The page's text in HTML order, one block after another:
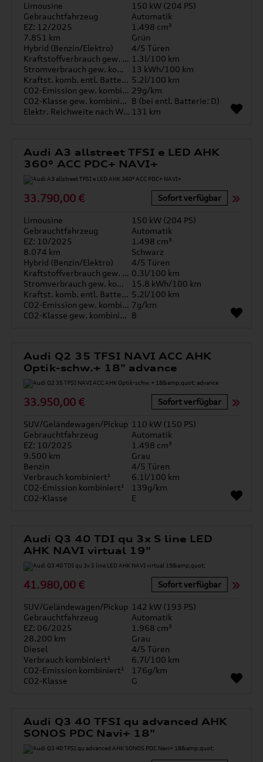
Limousine
150 kW (204 PS)
Gebrauchtfahrzeug
Automatik
EZ: 12/2025
1.498 cm³
7.851 km
Grün
Hybrid (Benzin/Elektro)
4/5 Türen
Kraftstoffverbrauch gew. kombiniert 1.3l/100 km
Stromverbrauch gew. kombiniert
13 kWh/100 km
Kraftst. komb. entl. Batterie 5.2l/100 km
CO2-Emission gew. kombiniert 29g/km
CO2-Klasse gew. kombiniert B (bei entl. Batterie: D)
Elektr. Reichweite nach WLTP* 131 km
Audi A3 allstreet TFSI e LED AHK
360° ACC PDC+ NAVI+
33.790,00 € Sofort verfügbar
Limousine
150 kW (204 PS)
Gebrauchtfahrzeug
Automatik
EZ: 10/2025
1.498 cm³
8.074 km
Schwarz
Hybrid (Benzin/Elektro)
4/5 Türen
Kraftstoffverbrauch gew. kombiniert 0.3l/100 km
Stromverbrauch gew. kombiniert
15.8 kWh/100 km
Kraftst. komb. entl. Batterie 5.2l/100 km
CO2-Emission gew. kombiniert 7g/km
CO2-Klasse gew. kombiniert B
Audi Q2 35 TFSI NAVI ACC AHK
Optik-schw.+ 18" advance
33.950,00 € Sofort verfügbar
SUV/Geländewagen/Pickup 110 kW (150 PS)
Gebrauchtfahrzeug
Automatik
EZ: 10/2025
1.498 cm³
9.500 km
Grau
Benzin
4/5 Türen
Verbrauch kombiniert¹
6.1l/100 km
CO2-Emission kombiniert¹
139g/km
CO2-Klasse
E
Audi Q3 40 TDI qu 3x S line LED
AHK NAVI virtual 19"
41.980,00 € Sofort verfügbar
SUV/Geländewagen/Pickup 142 kW (193 PS)
Gebrauchtfahrzeug
Automatik
EZ: 06/2025
1.968 cm³
28.200 km
Grau
Diesel
4/5 Türen
Verbrauch kombiniert¹
6.7l/100 km
CO2-Emission kombiniert¹
176g/km
CO2-Klasse
G
Audi Q3 40 TFSI qu advanced AHK
SONOS PDC Navi+ 18"